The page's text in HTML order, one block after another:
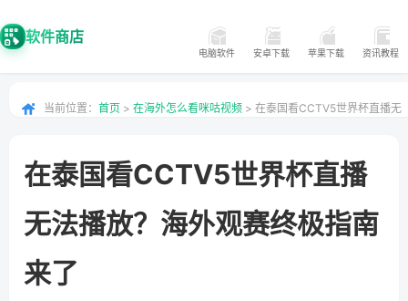
软件商店
电脑软件 安卓下载 苹果下载 资讯教程
当前位置： 首页 > 在海外怎么看咪咕视频 > 在泰国看CCTV5世界杯直播无
在泰国看CCTV5世界杯直播
无法播放？海外观赛终极指南
来了